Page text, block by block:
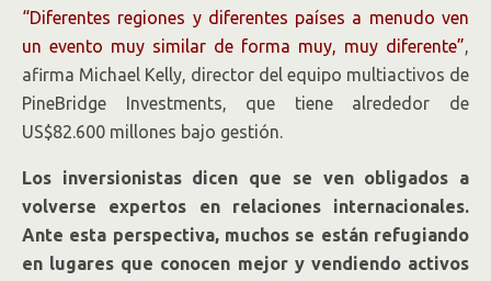
“Diferentes regiones y diferentes países a menudo ven
un evento muy similar de forma muy, muy diferente”,
afirma Michael Kelly, director del equipo multiactivos de
PineBridge Investments, que tiene alrededor de
US$82.600 millones bajo gestión.
Los inversionistas dicen que se ven obligados a
volverse expertos en relaciones internacionales.
Ante esta perspectiva, muchos se están refugiando
en lugares que conocen mejor y vendiendo activos